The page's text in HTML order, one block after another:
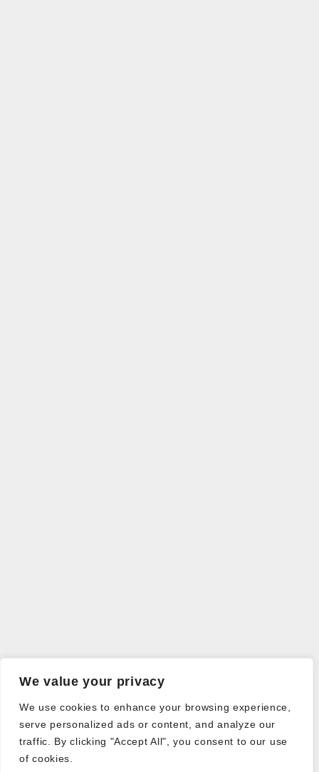
We value your privacy
We use cookies to enhance your browsing experience,
serve personalized ads or content, and analyze our
traffic. By clicking "Accept All", you consent to our use
of cookies.